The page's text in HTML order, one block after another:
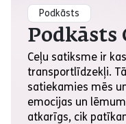
Podkāsts
Podkāsts
Ceļu satiksme ir
transportlīdzekļi.
satiekamies mēs
emocijas un
atkarīgs, cik